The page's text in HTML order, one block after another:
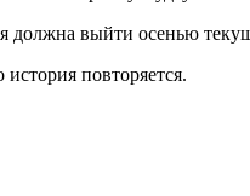
должна выйти осенью
повторяется.